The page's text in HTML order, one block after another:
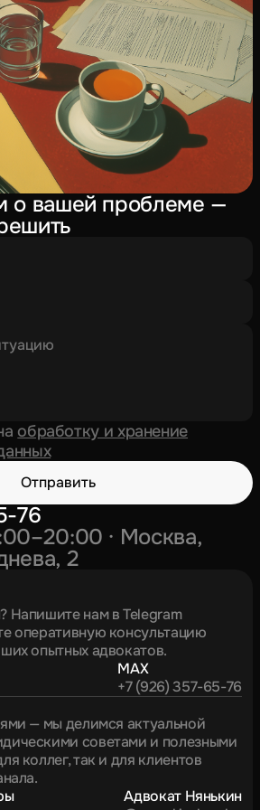
о вашей проблеме —
обработку и хранение
Отправить
76
· Москва,
2
Напишите нам в Telegram
оперативную консультацию
опытных адвокатов.
MAX
+7 (926) 357-65-76
— мы делимся актуальной
советами и полезными
коллег, так и для клиентов
Адвокат Нянькин